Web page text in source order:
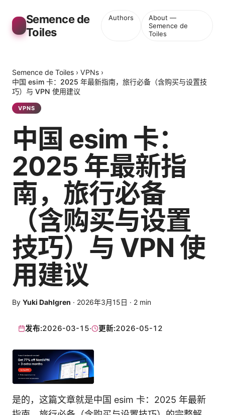
Semence de
Toiles
Authors
About —
Semence de
Toiles
Semence de Toiles › VPNs ›
中国 esim 卡：2025 年最新指南，旅行必备（含购买与设置技
巧）与 VPN 使用建议
VPNS
中国 esim 卡：
2025 年最新指
南，旅行必备
（含购买与设置
技巧）与 VPN 使
用建议
By Yuki Dahlgren · 2026年3月15日 · 2 min
发布:2026-03-15· 更新:2026-05-12
是的，这篇文章就是中国 esim 卡：2025 年最新